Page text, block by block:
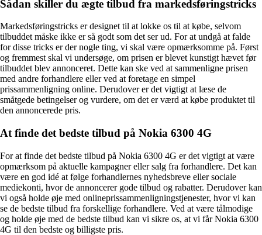
Sådan skiller du ægte tilbud fra markedsføringstricks
Markedsføringstricks er designet til at lokke os til at købe, selvom
tilbuddet måske ikke er så godt som det ser ud. For at undgå at falde
for disse tricks er der nogle ting, vi skal være opmærksomme på. Først
og fremmest skal vi undersøge, om prisen er blevet kunstigt hævet før
tilbuddet blev annonceret. Dette kan ske ved at sammenligne prisen
med andre forhandlere eller ved at foretage en simpel
prissammenligning online. Derudover er det vigtigt at læse de
småtgede betingelser og vurdere, om det er værd at købe produktet til
den annoncerede pris.
At finde det bedste tilbud på Nokia 6300 4G
For at finde det bedste tilbud på Nokia 6300 4G er det vigtigt at være
opmærksom på aktuelle kampagner eller salg fra forhandlere. Det kan
være en god idé at følge forhandlernes nyhedsbreve eller sociale
mediekonti, hvor de annoncerer gode tilbud og rabatter. Derudover kan
vi også holde øje med onlineprissammenligningstjenester, hvor vi kan
se de bedste tilbud fra forskellige forhandlere. Ved at være tålmodige
og holde øje med de bedste tilbud kan vi sikre os, at vi får Nokia 6300
4G til den bedste og billigste pris.